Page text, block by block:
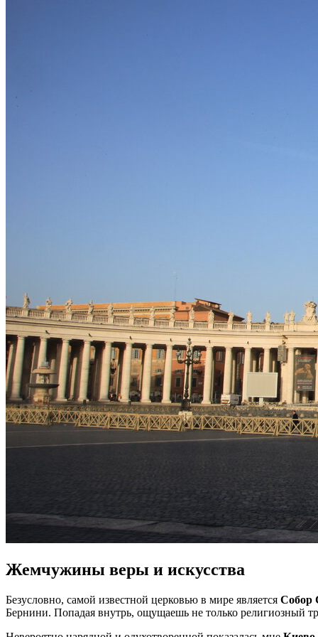
Жемчужины веры и искусства
Безусловно, самой известной церковью в мире является Собор
Бернини. Попадая внутрь, ощущаешь не только религиозный